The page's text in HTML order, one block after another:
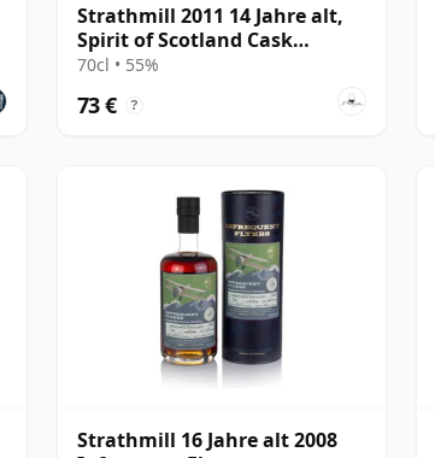
Strathmill 2011 14 Jahre alt,
Spirit of Scotland Cask
#805666
70cl • 55%
73 € ?
Strathmill 16 Jahre alt 2008